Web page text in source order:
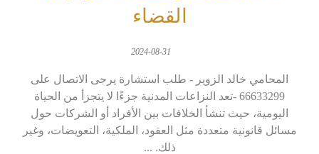
القضاء
2024-08-31
المحامي خالد الزوير - طلب استشارة يرجى الاتصال على
66633299 -تعد النزاعات المدنية جزءًا لا يتجزأ من الحياة
اليومية، حيث تنشأ الخلافات بين الأفراد أو الشركات حول
مسائل قانونية متعددة مثل العقود، الملكية، التعويضات، وغير
ذلك. ...